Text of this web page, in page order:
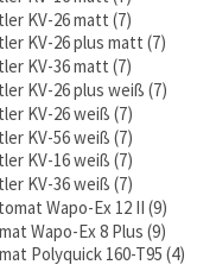
KV-26 matt 7
KV-26 plus matt 7
KV-36 matt 7
KV-26 plus weiß 7
KV-26 weiß 7
KV-56 weiß 7
KV-16 weiß 7
KV-36 weiß 7
Wapo-Ex 12 II 9
Wapo-Ex 8 Plus 9
Polyquick 160-T95 4